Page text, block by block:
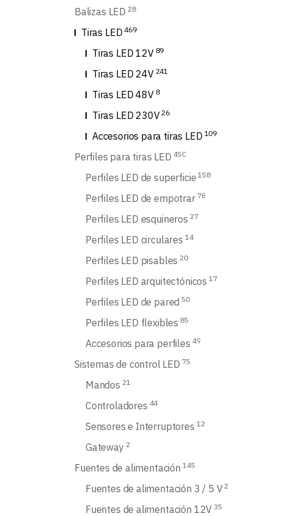
Balizas LED 28
Tiras LED 469
Tiras LED 12V 89
Tiras LED 24V 241
Tiras LED 48V 8
Tiras LED 230V 26
Accesorios para tiras LED 109
Perfiles para tiras LED 450
Perfiles LED de superficie 158
Perfiles LED de empotrar 78
Perfiles LED esquineros 27
Perfiles LED circulares 14
Perfiles LED pisables 20
Perfiles LED arquitectónicos 17
Perfiles LED de pared 50
Perfiles LED flexibles 85
Accesorios para perfiles 49
Sistemas de control LED 75
Mandos 21
Controladores 44
Sensores e Interruptores 12
Gateway 2
Fuentes de alimentación 145
Fuentes de alimentación 3 / 5 V 2
Fuentes de alimentación 12V 35